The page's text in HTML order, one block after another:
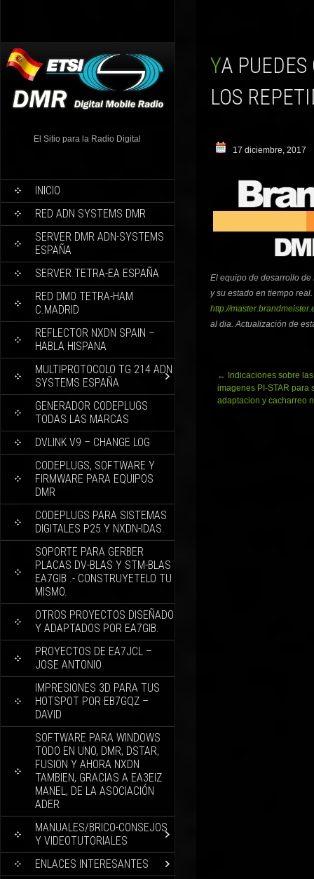
El Sitio para la Radio Digital
INICIO
RED ADN SYSTEMS DMR
SERVER DMR ADN-SYSTEMS
ESPAÑA
SERVER TETRA-EA ESPAÑA
RED DMO TETRA-HAM
C.MADRID
REFLECTOR NXDN SPAIN –
HABLA HISPANA
MULTIPROTOCOLO TG 214 ADN
SYSTEMS ESPAÑA
GENERADOR CODEPLUGS
TODAS LAS MARCAS
DVLINK V9 – CHANGE LOG
CODEPLUGS, SOFTWARE Y
FIRMWARE PARA EQUIPOS
DMR
CODEPLUGS PARA SISTEMAS
DIGITALES P25 Y NXDN-IDAS.
SOPORTE PARA GERBER
PLACAS DV-BLAS Y STM-BLAS
EA7GIB .- CONSTRUYETELO TU
MISMO.
OTROS PROYECTOS DISEÑADO
Y ADAPTADOS POR EA7GIB.
PROYECTOS DE EA7JCL –
JOSE ANTONIO
IMPRESIONES 3D PARA TUS
HOTSPOT POR EB7GQZ –
DAVID
SOFTWARE PARA WINDOWS
TODO EN UNO, DMR, DSTAR,
FUSION Y AHORA NXDN
TAMBIEN, GRACIAS A EA3EIZ
MANEL, DE LA ASOCIACIÓN
ADER
MANUALES/BRICO-CONSEJOS
Y VIDEOTUTORIALES
ENLACES INTERESANTES
YA PUEDES CONSULTAR EN TIEMPO REAL ESTADO DE
LOS
17 diciembre, 2017
El equipo de desarrollo de
y su estado en tiempo
http://
al dia. Actualización de
Navegación
de
entradas
← Indicaciones sobre las
imagenes PI-STAR para
adaptacion y cacharreo